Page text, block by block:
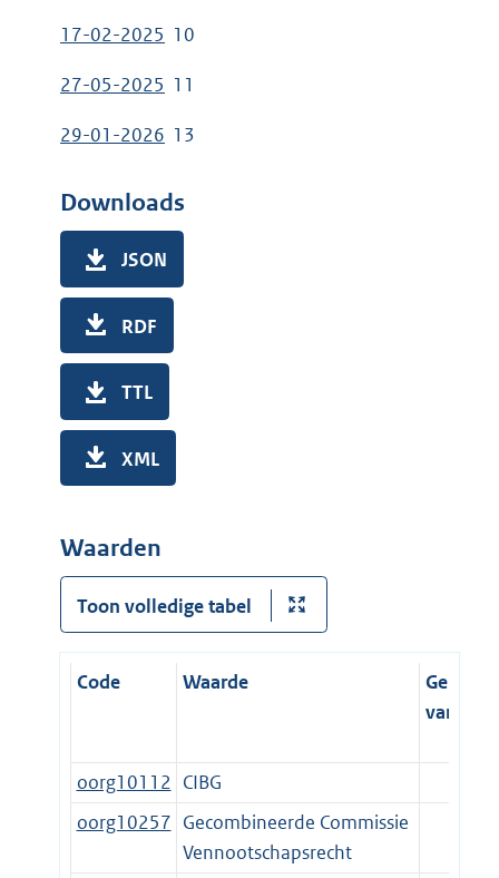
17-02-2025 10
27-05-2025 11
29-01-2026 13
Downloads
JSON
RDF
TTL
XML
Waarden
Toon volledige tabel
Code Waarde
Geldig
vanaf
oorg10112 CIBG
oorg10257 Gecombineerde Commissie
Vennootschapsrecht